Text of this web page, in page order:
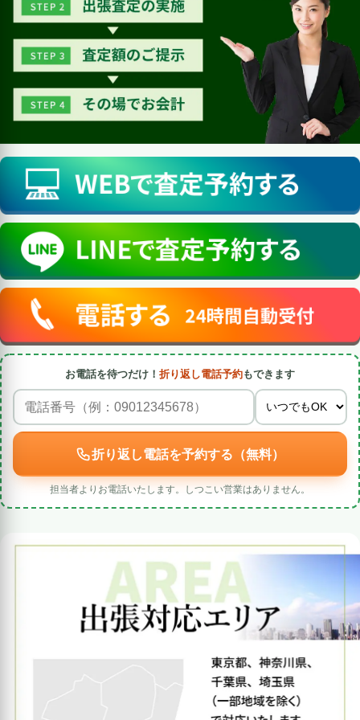
お電話を待つだけ！ 折り返し電話予約もできます
折り返し電話を予約する（無料）
担当者よりお電話いたします。しつこい営業はありません。